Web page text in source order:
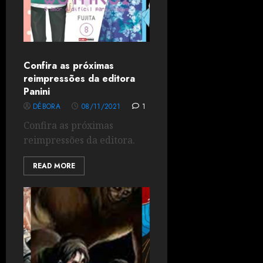
Confira as próximas
reimpressões da editora
Panini
DÉBORA 08/11/2021 1
Confira as próximas
reimpressões da editora.
READ MORE